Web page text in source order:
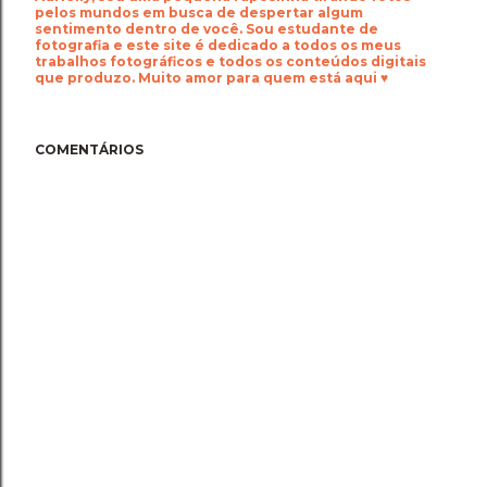
pelos mundos em busca de despertar algum
sentimento dentro de você. Sou estudante de
fotografia e este site é dedicado a todos os meus
trabalhos fotográficos e todos os conteúdos digitais
que produzo. Muito amor para quem está aqui ♥
COMENTÁRIOS